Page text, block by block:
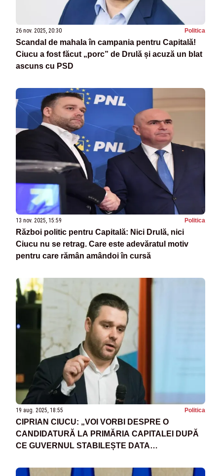
26 nov. 2025, 20:30 Politica
Scandal de mahala în campania pentru Capitală!
Ciucu a fost făcut „porc” de Drulă și acuză un blat
ascuns cu PSD
13 nov. 2025, 15:59 Politica
Război politic pentru Capitală: Nici Drulă, nici
Ciucu nu se retrag. Care este adevăratul motiv
pentru care rămân amândoi în cursă
19 aug. 2025, 18:55 Politica
CIPRIAN CIUCU: „VOI VORBI DESPRE O
CANDIDATURĂ LA PRIMĂRIA CAPITALEI DUPĂ
CE GUVERNUL STABILEȘTE DATA